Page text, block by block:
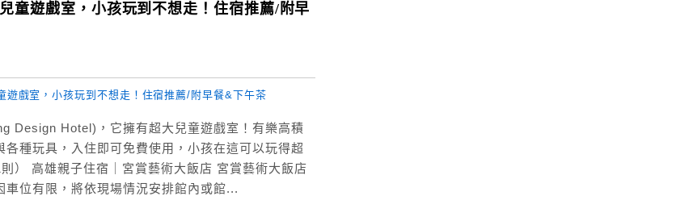
童遊戲室，小孩玩到不想走！住宿推薦/附早
Design Hotel)，它擁有超大兒童遊戲室！有樂高積
種玩具，入住即可免費使用，小孩在這可以玩得超
） 高雄親子住宿｜宮賞藝術大飯店 宮賞藝術大飯店
位有限，將依現場情況安排館內或館...